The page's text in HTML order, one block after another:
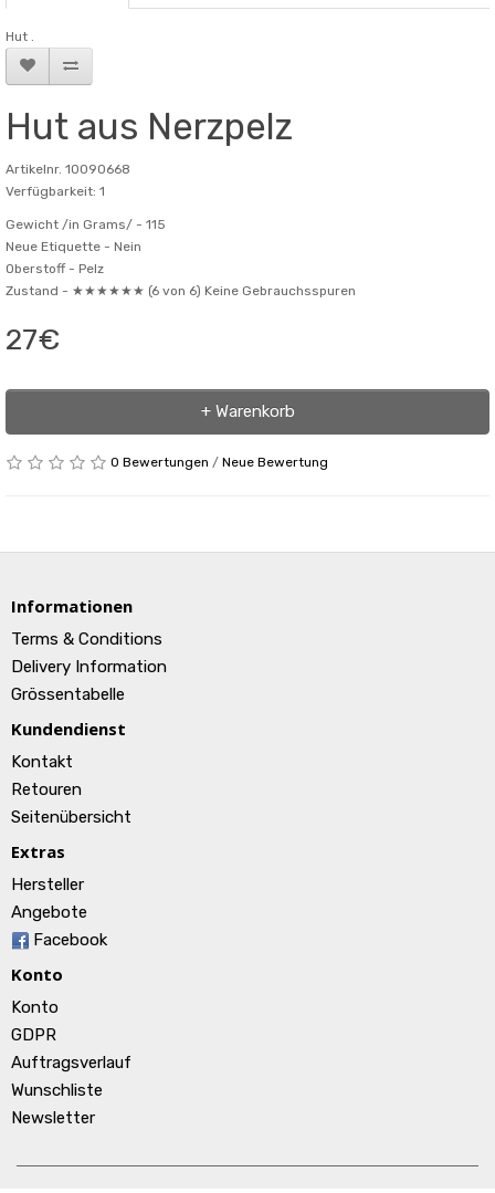
Hut .
Hut aus Nerzpelz
Artikelnr. 10090668
Verfügbarkeit: 1
Gewicht /in Grams/ - 115
Neue Etiquette - Nein
Oberstoff - Pelz
Zustand - ★★★★★★ (6 von 6) Keine Gebrauchsspuren
27€
+ Warenkorb
0 Bewertungen / Neue Bewertung
Informationen
Terms & Conditions
Delivery Information
Grössentabelle
Kundendienst
Kontakt
Retouren
Seitenübersicht
Extras
Hersteller
Angebote
Facebook
Konto
Konto
GDPR
Auftragsverlauf
Wunschliste
Newsletter